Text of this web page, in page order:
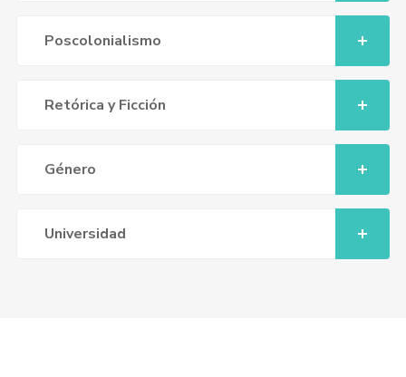
Poscolonialismo
Retórica y Ficción
Género
Universidad